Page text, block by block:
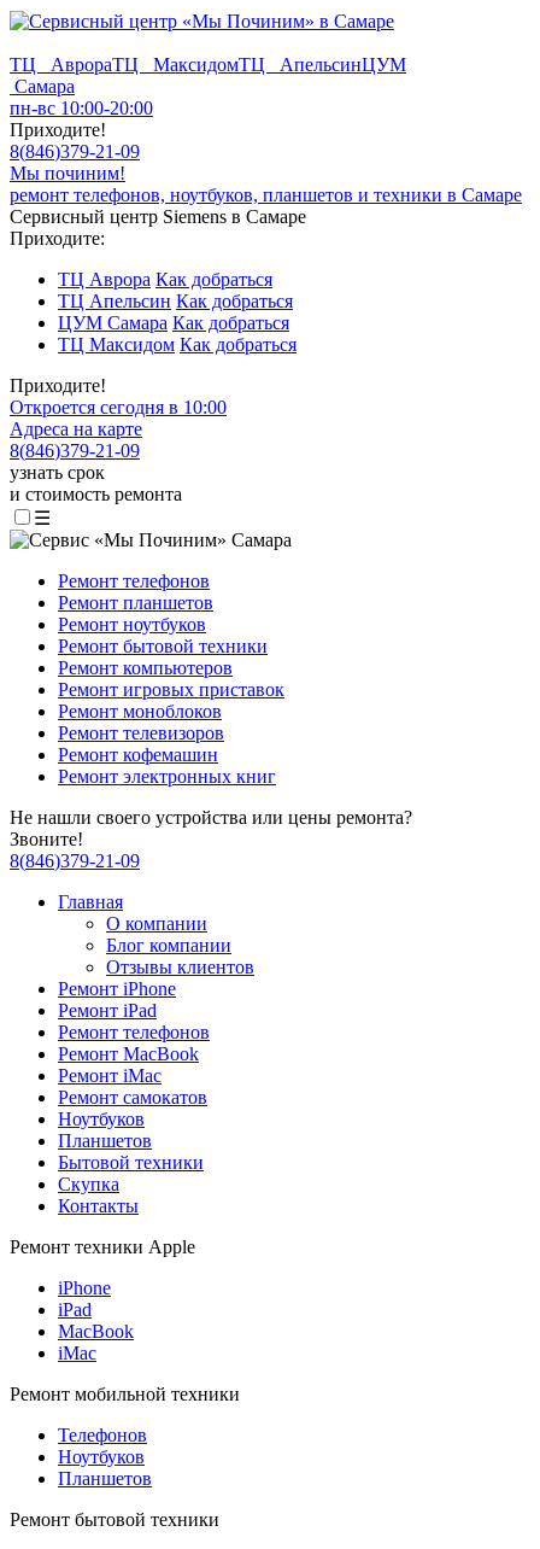
ТЦ АврораТЦ МаксидомТЦ АпельсинЦУМ
Самара
пн-вс 10:00-20:00
Приходите!
8(846)379-21-09
Мы починим!
ремонт телефонов, ноутбуков, планшетов и техники в Самаре
Сервисный центр Siemens в Самаре
Приходите:
ТЦ Аврора Как добраться
ТЦ Апельсин Как добраться
ЦУМ Самара Как добраться
ТЦ Максидом Как добраться
Приходите!
Откроется сегодня в 10:00
Адреса на карте
8(846)379-21-09
узнать срок
и стоимость ремонта
☰
Ремонт телефонов
Ремонт планшетов
Ремонт ноутбуков
Ремонт бытовой техники
Ремонт компьютеров
Ремонт игровых приставок
Ремонт моноблоков
Ремонт телевизоров
Ремонт кофемашин
Ремонт электронных книг
Не нашли своего устройства или цены ремонта?
Звоните!
8(846)379-21-09
Главная
О компании
Блог компании
Отзывы клиентов
Ремонт iPhone
Ремонт iPad
Ремонт телефонов
Ремонт MacBook
Ремонт iMac
Ремонт самокатов
Ноутбуков
Планшетов
Бытовой техники
Скупка
Контакты
Ремонт техники Apple
iPhone
iPad
MacBook
iMac
Ремонт мобильной техники
Телефонов
Ноутбуков
Планшетов
Ремонт бытовой техники